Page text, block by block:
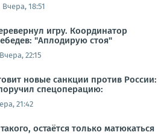
Вчера, 18:51
игру. Координатор
"Аплодирую стоя"
Вчера, 22:15
новые санкции против России:
спецоперацию:
21:42
остаётся только матюкаться